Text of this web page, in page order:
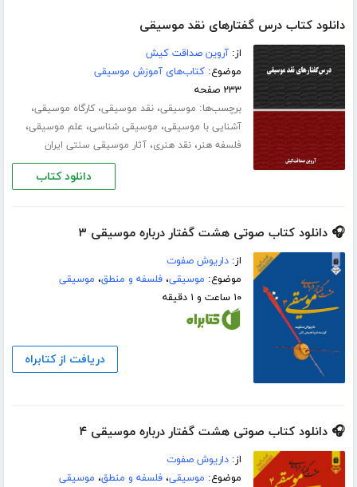
دانلود کتاب درس گفتارهای نقد موسیقی
از:آروین صداقت کیش
موضوع:کتاب‌های آموزش موسیقی
۲۳۳ صفحه
برچسب‌ها: موسیقی،نقد موسیقی،کارگاه موسیقی،
آشنایی با موسیقی، موسیقی شناسی، علم موسیقی،
فلسفه هنر،نقد هنری،آثار موسیقی سنتی ایران
دانلود کتاب
🎧 دانلود کتاب صوتی هشت گفتار درباره‌ موسیقی ۳
از:داریوش صفوت
موضوع: موسیقی،فلسفه و منطق، موسیقی
۱۰ ساعت و ۱ دقیقه
دریافت از کتابراه
🎧 دانلود کتاب صوتی هشت گفتار درباره‌ موسیقی ۴
از:داریوش صفوت
موضوع: موسیقی،فلسفه و منطق، موسیقی